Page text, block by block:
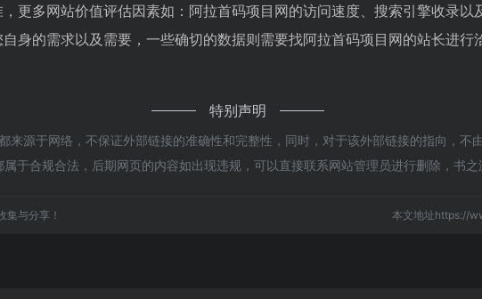
更多网站价值评估因素如：阿拉首码项目网的访问速度、搜索引擎收录
身的需求以及需要，一些确切的数据则需要找阿拉首码项目网的站长进行
特别声明
来源于网络，不保证外部链接的准确性和完整性，同时，对于该外部链接的指向，不
于合规合法，后期网页的内容如出现违规，可以直接联系网站管理员进行删除，书之
集与分享！ 本文地址https://